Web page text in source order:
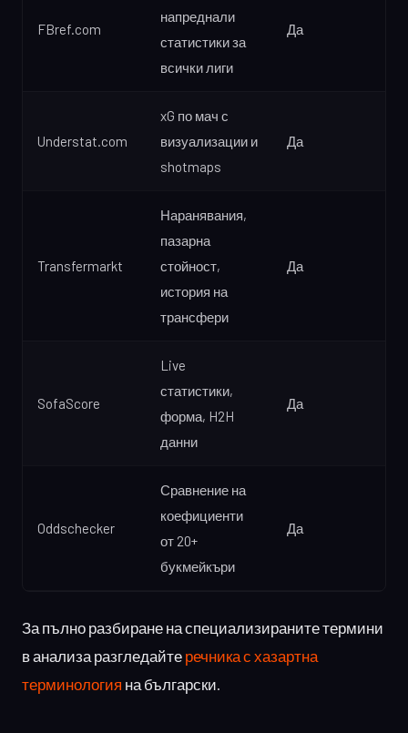
FBref.com
напреднали
статистики за
всички лиги
Да
Understat.com
xG по мач с
визуализации и
shotmaps
Да
Transfermarkt
Наранявания,
пазарна
стойност,
история на
трансфери
Да
SofaScore
Live
статистики,
форма, H2H
данни
Да
Oddschecker
Сравнение на
коефициенти
от 20+
букмейкъри
Да
За пълно разбиране на специализираните термини
в анализа разгледайте речника с хазартна
терминология на български.